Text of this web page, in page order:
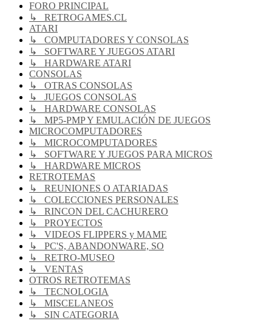
FORO PRINCIPAL
↳ RETROGAMES.CL
ATARI
↳ COMPUTADORES Y CONSOLAS
↳ SOFTWARE Y JUEGOS ATARI
↳ HARDWARE ATARI
CONSOLAS
↳ OTRAS CONSOLAS
↳ JUEGOS CONSOLAS
↳ HARDWARE CONSOLAS
↳ MP5-PMP Y EMULACIÓN DE JUEGOS
MICROCOMPUTADORES
↳ MICROCOMPUTADORES
↳ SOFTWARE Y JUEGOS PARA MICROS
↳ HARDWARE MICROS
RETROTEMAS
↳ REUNIONES O ATARIADAS
↳ COLECCIONES PERSONALES
↳ RINCON DEL CACHURERO
↳ PROYECTOS
↳ VIDEOS FLIPPERS y MAME
↳ PC'S, ABANDONWARE, SO
↳ RETRO-MUSEO
↳ VENTAS
OTROS RETROTEMAS
↳ TECNOLOGIA
↳ MISCELANEOS
↳ SIN CATEGORIA